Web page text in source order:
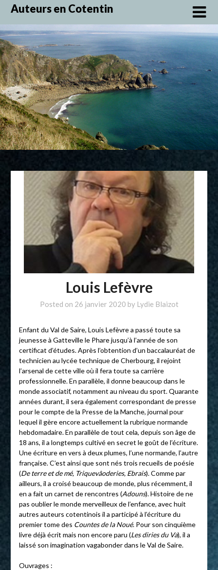
Skip
content
Auteurs en Cotentin
Louis Lefèvre
Posted on 26 janvier 2020 by Lydie Blaizot
Enfant du Val de Saire, Louis Lefèvre a passé toute sa
jeunesse à Gatteville le Phare jusqu’à l’année de son
certificat d’études. Après l’obtention d’un baccalauréat de
technicien au lycée technique de Cherbourg, il rejoint
l’arsenal de cette ville où il fera toute sa carrière
professionnelle. En parallèle, il donne beaucoup dans le
monde associatif, notamment au niveau du sport. Quarante
années durant, il sera également correspondant de presse
pour le compte de la Presse de la Manche, journal pour
lequel il gère encore actuellement la rubrique normande
hebdomadaire. En parallèle de tout cela, depuis son âge de
18 ans, il a longtemps cultivé en secret le goût de l’écriture.
Une écriture en vers à deux plumes, l’une normande, l’autre
française. C’est ainsi que sont nés trois recueils de poésie
(De terre et de mé, Triquevâoderies, Ebrais). Comme par
ailleurs, il a croisé beaucoup de monde, plus récemment, il
en a fait un carnet de rencontres (Adouns). Histoire de ne
pas oublier le monde merveilleux de l’enfance, avec huit
autres auteurs cotentinois il a participé à l’écriture du
premier tome des Countes de la Noué. Pour son cinquième
livre déjà écrit mais non encore paru (Les diries du Va), il a
laissé son imagination vagabonder dans le Val de Saire.
Ouvrages :